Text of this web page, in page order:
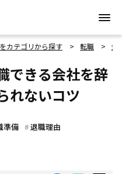
カテゴリから探す 転職 全
できる会社を辞
れないコツ
準備 退職理由